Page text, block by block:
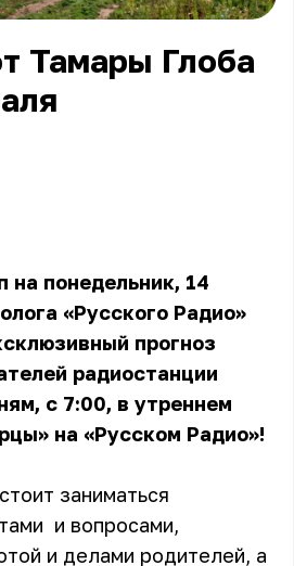
Тамары Глоба
на понедельник, 14
«Русского Радио»
прогноз
радиостанции
с 7:00, в утреннем
на «Русском Радио»!
заниматься
и вопросами,
и делами родителей, а